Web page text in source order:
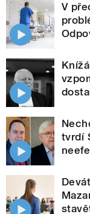
V
tvrdí